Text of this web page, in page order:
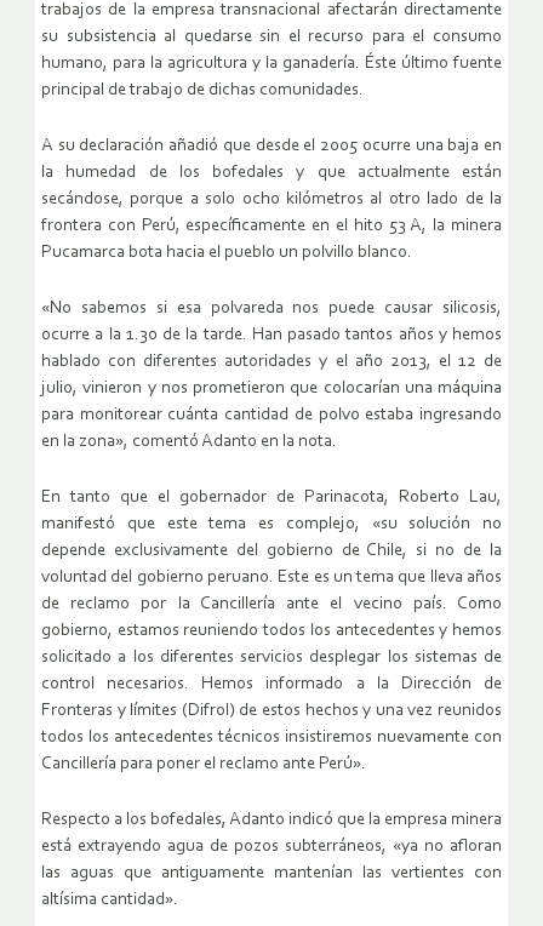
trabajos de la empresa transnacional afectarán directamente
su subsistencia al quedarse sin el recurso para el consumo
humano, para la agricultura y la ganadería. Éste último fuente
principal de trabajo de dichas comunidades.
A su declaración añadió que desde el 2005 ocurre una baja en
la humedad de los bofedales y que actualmente están
secándose, porque a solo ocho kilómetros al otro lado de la
frontera con Perú, específicamente en el hito 53 A, la minera
Pucamarca bota hacia el pueblo un polvillo blanco.
«No sabemos si esa polvareda nos puede causar silicosis,
ocurre a la 1.30 de la tarde. Han pasado tantos años y hemos
hablado con diferentes autoridades y el año 2013, el 12 de
julio, vinieron y nos prometieron que colocarían una máquina
para monitorear cuánta cantidad de polvo estaba ingresando
en la zona», comentó Adanto en la nota.
En tanto que el gobernador de Parinacota, Roberto Lau,
manifestó que este tema es complejo, «su solución no
depende exclusivamente del gobierno de Chile, si no de la
voluntad del gobierno peruano. Este es un tema que lleva años
de reclamo por la Cancillería ante el vecino país. Como
gobierno, estamos reuniendo todos los antecedentes y hemos
solicitado a los diferentes servicios desplegar los sistemas de
control necesarios. Hemos informado a la Dirección de
Fronteras y límites (Difrol) de estos hechos y una vez reunidos
todos los antecedentes técnicos insistiremos nuevamente con
Cancillería para poner el reclamo ante Perú».
Respecto a los bofedales, Adanto indicó que la empresa minera
está extrayendo agua de pozos subterráneos, «ya no afloran
las aguas que antiguamente mantenían las vertientes con
altísima cantidad».